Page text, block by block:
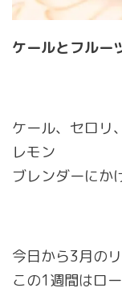
ケールとフルー
ケール、セロリ
レモン
ブレンダーにか
今日から3月の
この1週間はロ